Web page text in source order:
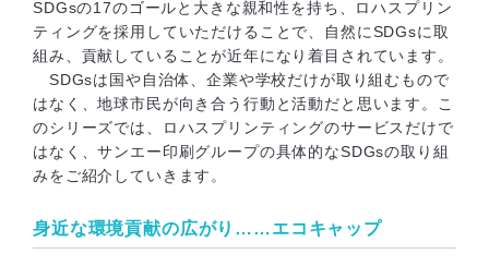
SDGsの17のゴールと大きな親和性を持ち、ロハスプリン
ティングを採用していただけることで、自然にSDGsに取
組み、貢献していることが近年になり着目されています。
SDGsは国や自治体、企業や学校だけが取り組むもので
はなく、地球市民が向き合う行動と活動だと思います。こ
のシリーズでは、ロハスプリンティングのサービスだけで
はなく、サンエー印刷グループの具体的なSDGsの取り組
みをご紹介していきます。
身近な環境貢献の広がり……エコキャップ